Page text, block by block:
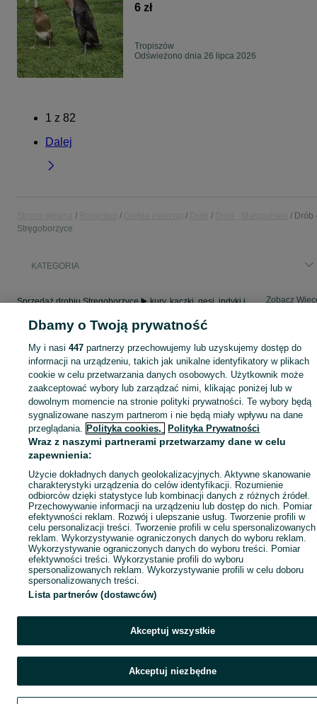
6 zł
Tropiszów
Odświeżono dnia 26 lipca 2026
1 z 82
Dalej
Drób
Stręgoborzyce
KATEGORIA
Sprzedaż drobiu Stręgoborzyce ▶️ kury, kaczki, gęsi, indyki i przepiórki ✅ Sprzedaż w dobrych cenach ✌ Przeglądaj i wybierz najlepszą ofertę na OLX.pl! Zobacz
Mapa miejscowości
Mapa ministron
Popularne wyszukiwania
Dbamy o Twoją prywatność
My i nasi447 partnerzy przechowujemy lub uzyskujemy dostęp do
informacji na urządzeniu, takich jak unikalne identyfikatory w plikach
cookie w celu przetwarzania danych osobowych. Użytkownik może
zaakceptować wybory lub zarządzać nimi, klikając poniżej lub w
dowolnym momencie na stronie polityki prywatności. Te wybory będą
sygnalizowane naszym partnerom i nie będą miały wpływu na dane
przeglądania. Polityka cookies, Polityka Prywatności
Wraz z naszymi partnerami przetwarzamy dane w celu
zapewnienia:
Użycie dokładnych danych geolokalizacyjnych. Aktywne skanowanie
charakterystyki urządzenia do celów identyfikacji. Rozumienie
odbiorców dzięki statystyce lub kombinacji danych z różnych źródeł.
Przechowywanie informacji na urządzeniu lub dostęp do nich. Pomiar
efektywności reklam. Rozwój i ulepszanie usług. Tworzenie profili w
celu personalizacji treści. Tworzenie profili w celu spersonalizowanych
reklam. Wykorzystywanie ograniczonych danych do wyboru reklam.
Wykorzystywanie ograniczonych danych do wyboru treści. Pomiar
efektywności treści. Wykorzystanie profili do wyboru
spersonalizowanych reklam. Wykorzystywanie profili w celu doboru
spersonalizowanych treści.
Lista partnerów (dostawców)
Akceptuj wszystkie
Akceptuj niezbędne